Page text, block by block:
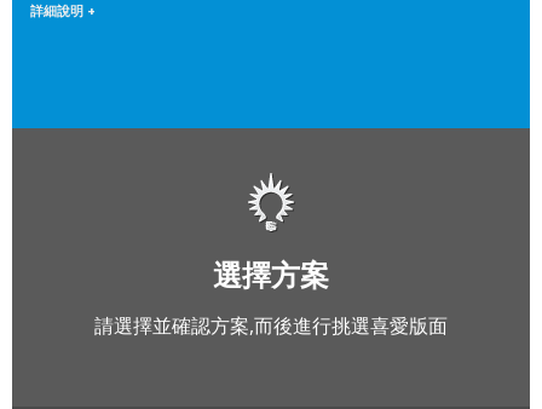
詳細說明 +
選擇方案
請選擇並確認方案,而後進行挑選喜愛版面